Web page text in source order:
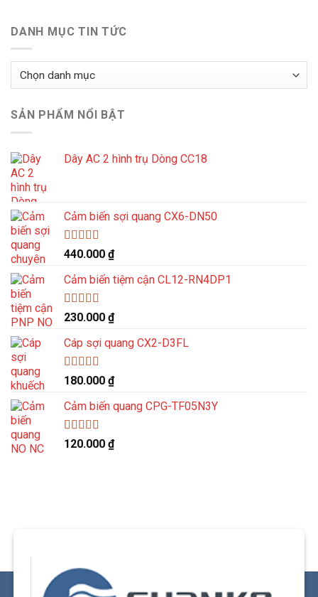
DANH MỤC TIN TỨC
Danh
tức
SẢN PHẨM NỔI BẬT
Dây AC 2 hình trụ Dòng CC18
Cảm biến sợi quang CX6-DN50
Được xếp
5
sao
440.000 ₫
Cảm biến tiệm cận CL12-RN4DP1
Được xếp
5
sao
230.000 ₫
Cáp sợi quang CX2-D3FL
Được xếp
5
sao
180.000 ₫
Cảm biến quang CPG-TF05N3Y
Được xếp
5
120.000 ₫